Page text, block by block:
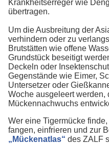
Krankheitserreger wie
übertragen.
Um die Ausbreitung der
verhindern oder zu
Brutstätten wie offene
Grundstück beseitigt
Deckeln oder
Gegenstände wie Eimer,
Untersetzer oder
Woche ausgeleert werden,
Mückennachwuchs
Wer eine Tigermücke
fangen, einfrieren und zur
„Mückenatlas“ des ZALF